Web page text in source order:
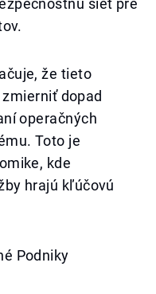
sieť pre
že tieto
dopad
operačných
Toto je
kde
hrajú kľúčovú
Podniky